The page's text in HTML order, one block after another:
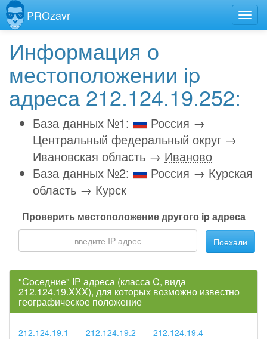
PROzavr
Информация о
местоположении ip
адреса 212.124.19.252:
База данных №1:
Россия →
Центральный федеральный округ →
Ивановская область → Иваново
База данных №2:
Россия → Курская
область → Курск
Проверить местоположение другого ip адреса
Поехали
"Соседние" IP адреса (класса C, вида
212.124.19.XXX), для которых возможно известно
географическое положение
212.124.19.1 212.124.19.2
212.124.19.4